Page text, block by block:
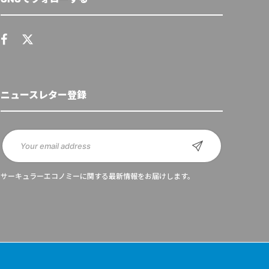
ニュースレター登録
サーキュラーエコノミーに関する最新情報をお届けします。